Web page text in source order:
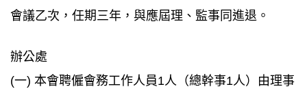
會議乙次，任期三年，與應屆理、監事同進退。
辦公處
(一) 本會聘僱會務工作人員1人（總幹事1人）由理事